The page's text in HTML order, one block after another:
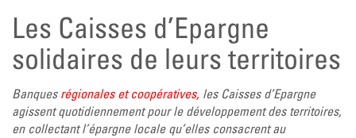
Les Caisses d’Epargne
solidaires de leurs territoires
Banques régionales et coopératives, les Caisses d’Epargne
agissent quotidiennement pour le développement des territoires,
en collectant l’épargne locale qu’elles consacrent au